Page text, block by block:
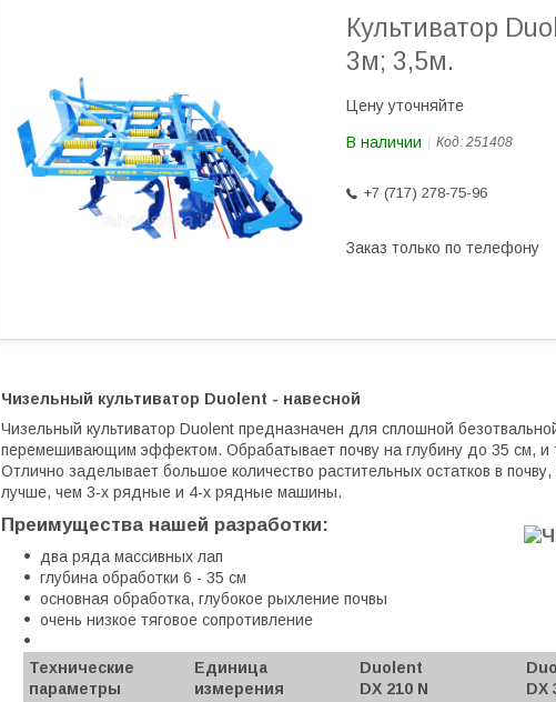
Культиватор
3м; 3,5м.
Цену уточняйте
В наличии Код: 251408
+7 (717) 278-75-96
Заказ только по телефону
Чизельный культиватор Duolent - навесной
Чизельный культиватор Duolent предназначен для сплошной
перемешивающим эффектом. Обрабатывает почву на глубину до 35 см, и
Отлично заделывает большое количество растительных остатков в
лучше, чем 3-х рядные и 4-х рядные машины.
Преимущества нашей разработки:
два ряда массивных лап
глубина обработки 6 - 35 см
основная обработка, глубокое рыхление почвы
очень низкое тяговое сопротивление
Технические
параметры
Единица
измерения
Duolent
DX 210 N
DX